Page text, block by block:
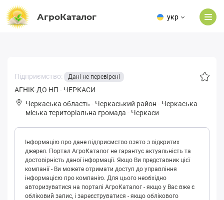
АгроКаталог укр
Підприємство: Дані не перевірені
АГНІК-ДО НП - ЧЕРКАСИ
Черкаська область - Черкаський район - Чepкaськa
міська територіальна громада - Черкаси
Інформацію про дане підприємство взято з відкритих
джерел. Портал АгроКаталог не гарантує актуальність та
достовірність даної інформації. Якщо Ви представник цієї
компанії - Ви можете отримати доступ до управління
інформацією про компанію. Для цього необхідно
авторизуватися на порталі АгроКаталог - якщо у Вас вже є
обліковий запис, і зареєструватися - якщо облікового